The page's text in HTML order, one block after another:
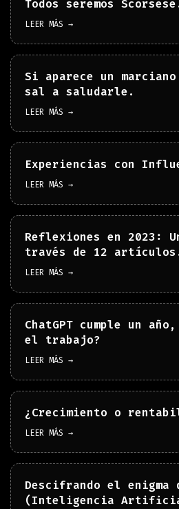
Todos seremos
LEER MÁS →
Si aparece un
sal a saludarle.
LEER MÁS →
Experiencias con
LEER MÁS →
Reflexiones en 2023:
través de 12
LEER MÁS →
ChatGPT cumple un
el trabajo?
LEER MÁS →
¿Crecimiento o
LEER MÁS →
Descifrando el enigma
(Inteligencia